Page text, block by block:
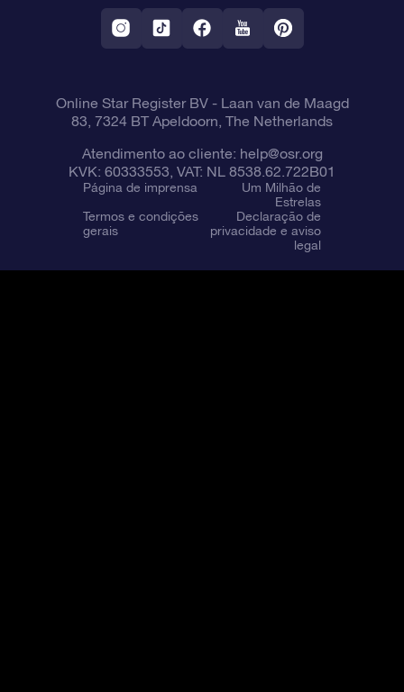
Aplicativo RV Fly me to the stars
Constelações
Online Star Register BV- Laan van de Maagd
83, 7324 BT Apeldoorn, The Netherlands
Atendimento ao cliente: help@osr.org
KVK: 60333553, VAT: NL 8538.62.722B01
Página de imprensa
Um Milhão de
Estrelas
Termos e condições
gerais
Declaração de
privacidade e aviso
legal